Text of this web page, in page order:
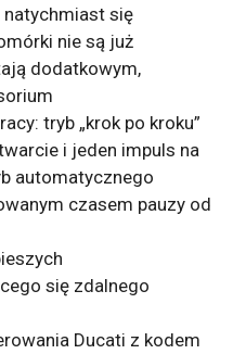
się
nie są już
dodatkowym,
tryb „krok po kroku”
i jeden impuls na
automatycznego
czasem pauzy od
się zdalnego
Ducati z kodem